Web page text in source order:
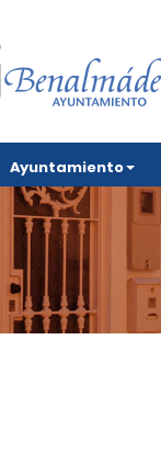
Ayuntamiento